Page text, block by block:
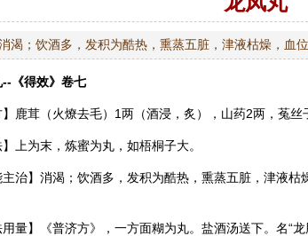
渴；饮酒多，发积为酷热，熏蒸五脏，津液枯燥，血
《得效》卷七
鹿茸 （火燎去毛）1两（酒浸，炙）， 山药2两， 菟丝
】上为末，炼蜜为丸，如梧桐子大。
主治】消渴；饮酒多，发积为酷热，熏蒸五脏，津液
用量】《普济方》，一方面糊为丸。盐酒汤送下。名“龙